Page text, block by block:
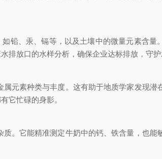
、汞、镉等，以及土壤中的微量元素含量
放口的水样分析，确保企业达标排放，守护
素种类与丰度。这有助于地质学家发现潜
它忙碌的身影。
。它能精准测定牛奶中的钙、铁含量，也能